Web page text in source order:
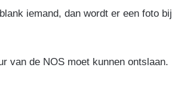
iemand, dan wordt er een foto bij
van de NOS moet kunnen ontslaan.